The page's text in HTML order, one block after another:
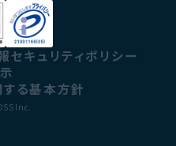
セキュリティポリシー
る基本方針
Inc.